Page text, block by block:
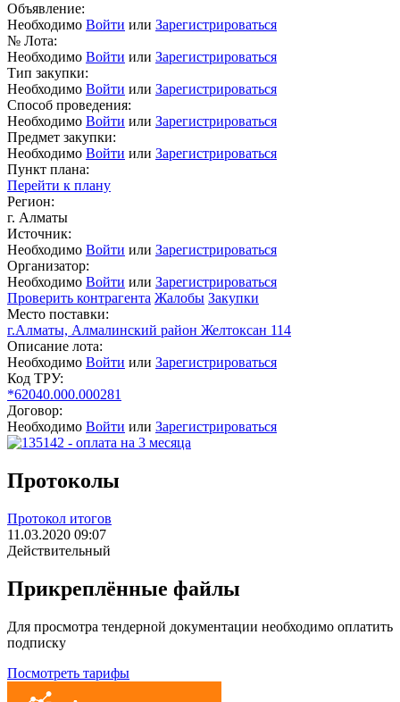
Объявление:
Необходимо Войти или Зарегистрироваться
№ Лота:
Необходимо Войти или Зарегистрироваться
Тип закупки:
Необходимо Войти или Зарегистрироваться
Способ проведения:
Необходимо Войти или Зарегистрироваться
Предмет закупки:
Необходимо Войти или Зарегистрироваться
Пункт плана:
Перейти к плану
Регион:
г. Алматы
Источник:
Необходимо Войти или Зарегистрироваться
Организатор:
Необходимо Войти или Зарегистрироваться
Проверить контрагента Жалобы Закупки
Место поставки:
г.Алматы, Алмалинский район Желтоксан 114
Описание лота:
Необходимо Войти или Зарегистрироваться
Код ТРУ:
*62040.000.000281
Договор:
Необходимо Войти или Зарегистрироваться
Протоколы
Протокол итогов
11.03.2020 09:07
Действительный
Прикреплённые файлы
Для просмотра тендерной документации необходимо оплатить
подписку
Посмотреть тарифы